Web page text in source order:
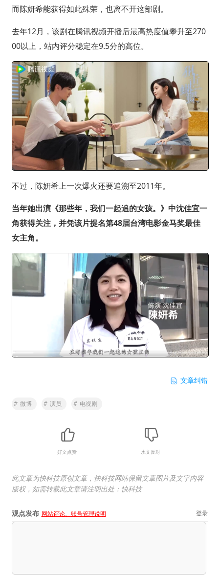
而陈妍希能获得如此殊荣，也离不开这部剧。
去年12月，该剧在腾讯视频开播后最高热度值攀升至270
00以上，站内评分稳定在9.5分的高位。
不过，陈妍希上一次爆火还要追溯至2011年。
当年她出演《那些年，我们一起追的女孩。》中沈佳宜一
角获得关注，并凭该片提名第48届台湾电影金马奖最佳
女主角。
文章纠错
# 微博 # 演员 # 电视剧
好文点赞 水文反对
此文章为快科技原创文章，快科技网站保留文章图片及文字内容
版权，如需转载此文章请注明出处：快科技
观点发布 网站评论、账号管理说明 登录